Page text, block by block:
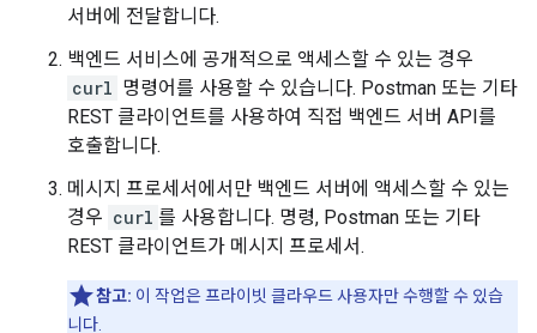
서버에 전달합니다.
백엔드 서비스에 공개적으로 액세스할 수 있는 경우
curl 명령어를 사용할 수 있습니다. Postman 또는 기타
REST 클라이언트를 사용하여 직접 백엔드 서버 API를
호출합니다.
메시지 프로세서에서만 백엔드 서버에 액세스할 수 있는
경우 curl 를 사용합니다. 명령, Postman 또는 기타
REST 클라이언트가 메시지 프로세서.
참고: 이 작업은 프라이빗 클라우드 사용자만 수행할 수 있습
니다.